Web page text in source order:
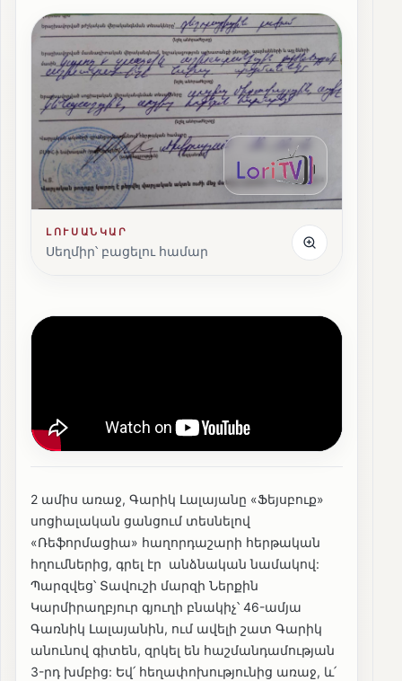
ԼՈՒՍԱՆԿԱՐ
Սեղմիր՝ բացելու համար
2 ամիս առաջ, Գարիկ Լալայանը «Ֆեյսբուք»
սոցիալական ցանցում տեսնելով
«Ռեֆորմացիա» հաղորդաշարի հերթական
հղումներից, գրել էր անձնական նամակով:
Պարզվեց՝ Տավուշի մարզի Ներքին
Կարմիրաղբյուր գյուղի բնակիչ՝ 46-ամյա
Գառնիկ Լալայանին, ում ավելի շատ Գարիկ
անունով գիտեն, զրկել են հաշմանդամության
3-րդ խմբից: Եվ՛ հեղափոխությունից առաջ, և՛